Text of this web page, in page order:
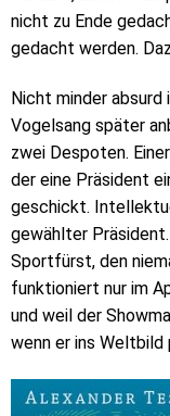
nicht zu Ende
gedacht werden.
Nicht minder
Vogelsang später
zwei Despoten.
der eine Präsident
geschickt.
gewählter
Sportfürst, den
funktioniert nur im
und weil der
wenn er ins Weltbild